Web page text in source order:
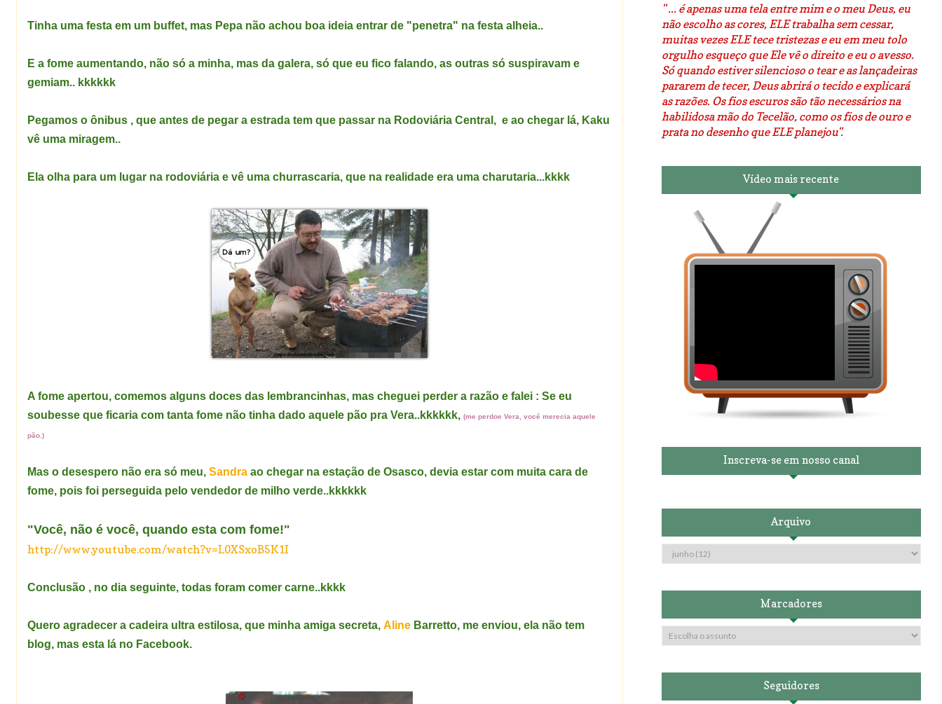
Tinha uma festa em um buffet, mas Pepa não achou boa ideia entrar de "penetra" na festa alheia..
E a fome aumentando, não só a minha, mas da galera, só que eu fico falando, as outras só suspiravam e
gemiam.. kkkkkk
Pegamos o ônibus , que antes de pegar a estrada tem que passar na Rodoviária Central, e ao chegar lá, Kaku
vê uma miragem..
Ela olha para um lugar na rodoviária e vê uma churrascaria, que na realidade era uma charutaria...kkkk
A fome apertou, comemos alguns doces das lembrancinhas, mas cheguei perder a razão e falei : Se eu
soubesse que ficaria com tanta fome não tinha dado aquele pão pra Vera..kkkkkk, (me perdoe Vera, você merecia aquele
pão.)
Mas o desespero não era só meu, Sandra ao chegar na estação de Osasco, devia estar com muita cara de
fome, pois foi perseguida pelo vendedor de milho verde..kkkkkk
"Você, não é você, quando esta com fome!"
http://www.youtube.com/watch?v=L0XSxoB5K1I
Conclusão , no dia seguinte, todas foram comer carne..kkkk
Quero agradecer a cadeira ultra estilosa, que minha amiga secreta, Aline Barretto, me enviou, ela não tem
blog, mas esta lá no Facebook.
" ... é apenas uma tela entre mim e o meu Deus, eu
não escolho as cores, ELE trabalha sem cessar,
muitas vezes ELE tece tristezas e eu em meu tolo
orgulho esqueço que Ele vê o direito e eu o avesso.
Só quando estiver silencioso o tear e as lançadeiras
pararem de tecer, Deus abrirá o tecido e explicará
as razões. Os fios escuros são tão necessários na
habilidosa mão do Tecelão, como os fios de ouro e
prata no desenho que ELE planejou".
Vídeo mais recente
Inscreva-se em nosso canal
Arquivo
Marcadores
Seguidores